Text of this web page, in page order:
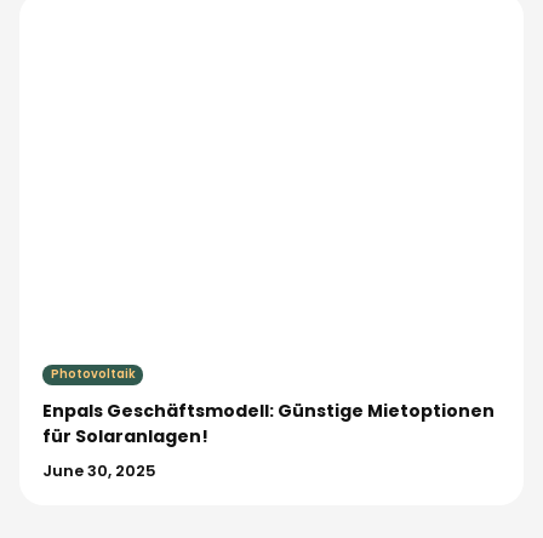
Photovoltaik
Enpals Geschäftsmodell: Günstige Mietoptionen
für Solaranlagen!
June 30, 2025